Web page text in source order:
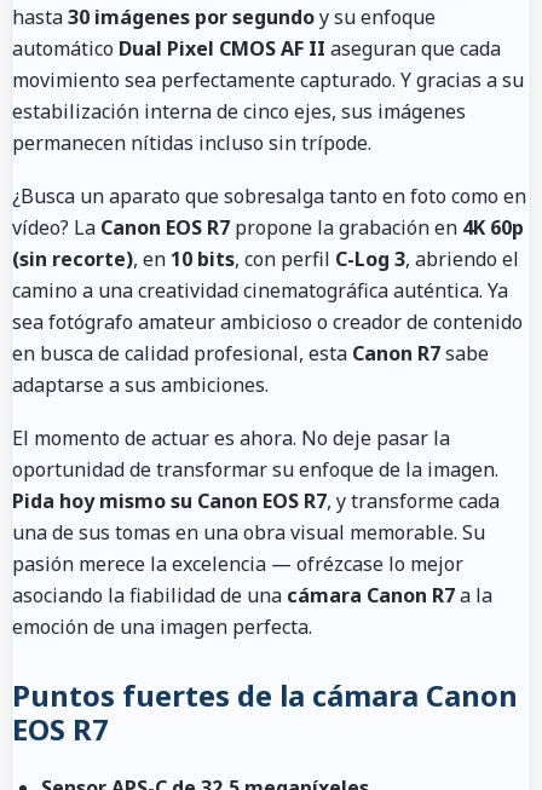
hasta30 imágenes por segundoy su enfoque
automático Dual Pixel CMOS AF II aseguran que cada
movimiento sea perfectamente capturado. Y gracias a su
estabilización interna de cinco ejes, sus imágenes
permanecen nítidas incluso sin trípode.
¿Busca un aparato que sobresalga tanto en foto como en
vídeo? La Canon EOS R7 propone la grabación en 4K 60p
(sin recorte), en 10 bits, con perfil C-Log 3, abriendo el
camino a una creatividad cinematográfica auténtica. Ya
sea fotógrafo amateur ambicioso o creador de contenido
en busca de calidad profesional, esta Canon R7sabe
adaptarse a sus ambiciones.
El momento de actuar es ahora. No deje pasar la
oportunidad de transformar su enfoque de la imagen.
Pida hoy mismo su Canon EOS R7, y transforme cada
una de sus tomas en una obra visual memorable. Su
pasión merece la excelencia — ofrézcase lo mejor
asociando la fiabilidad de una cámara Canon R7a la
emoción de una imagen perfecta.
Puntos fuertes de la cámara Canon
EOS R7